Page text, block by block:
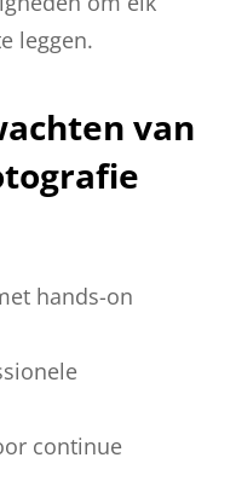
leggen.
van
hands-on
continue